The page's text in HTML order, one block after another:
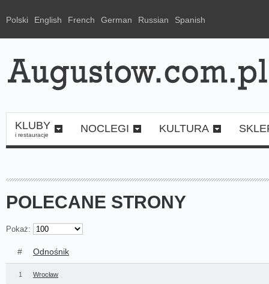
Polski English French German Russian Spanish
KLUBY
i restauracje
NOCLEGI KULTURA
POLECANE STRONY
Pokaż:
# Odnośnik
1 Wrocław